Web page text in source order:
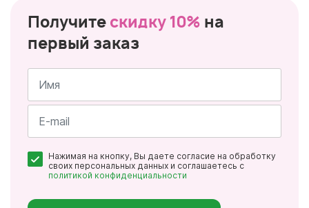
Получите скидку 10% на
первый заказ
Имя
*
Нажимая на кнопку, Вы даете согласие на обработку
своих персональных данных и соглашаетесь с
политикой конфиденциальности